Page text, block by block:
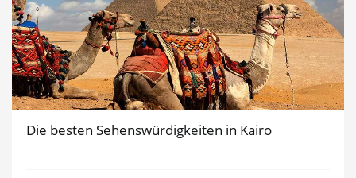
Die besten Sehenswürdigkeiten in Kairo